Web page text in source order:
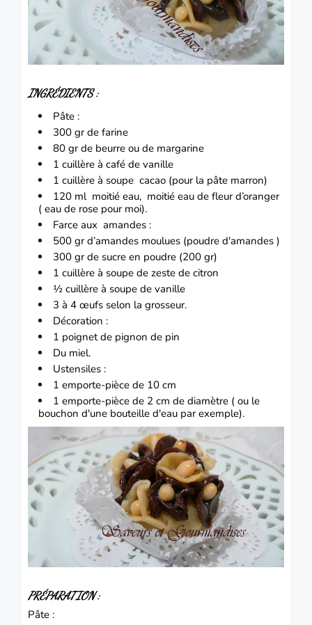
INGRÉDIENTS :
Pâte :
300 gr de farine
80 gr de beurre ou de margarine
1 cuillère à café de vanille
1 cuillère à soupe cacao (pour la pâte marron)
120 ml moitié eau, moitié eau de fleur d’oranger
( eau de rose pour moi).
Farce aux amandes :
500 gr d’amandes moulues (poudre d'amandes )
300 gr de sucre en poudre (200 gr)
1 cuillère à soupe de zeste de citron
½ cuillère à soupe de vanille
3 à 4 œufs selon la grosseur.
Décoration :
1 poignet de pignon de pin
Du miel.
Ustensiles :
1 emporte-pièce de 10 cm
1 emporte-pièce de 2 cm de diamètre ( ou le
bouchon d'une bouteille d'eau par exemple).
PRÉPARATION :
Pâte :